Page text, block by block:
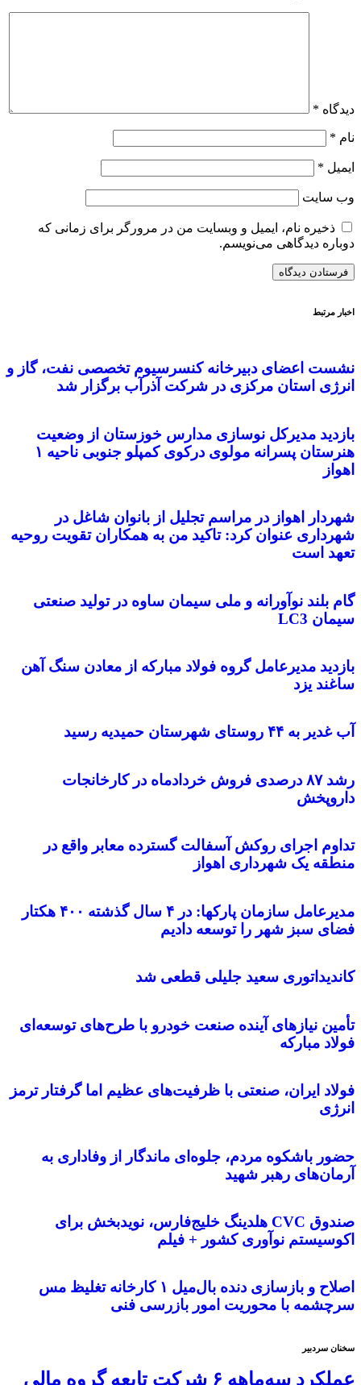
دیدگاه *
نام *
ایمیل *
وب‌ سایت
ذخیره نام، ایمیل و وبسایت من در مرورگر برای زمانی که
دوباره دیدگاهی می‌نویسم.
اخبار مرتبط
نشست اعضای دبیرخانه کنسرسیوم تخصصی نفت، گاز و
انرژی استان مرکزی در شرکت آذرآب برگزار شد
بازدید مدیرکل نوسازی مدارس خوزستان از وضعیت
هنرستان پسرانه مولوی درکوی کمپلو جنوبی ناحیه ۱
اهواز
شهردار اهواز در مراسم تجلیل از بانوان شاغل در
شهرداری عنوان کرد: تاکید من به همکاران تقویت روحیه
تعهد است
گام بلند نوآورانه و ملی سیمان ساوه در تولید صنعتی
سیمان LC3
بازدید مدیرعامل گروه فولاد مبارکه از معادن سنگ آهن
ساغند یزد
آب غدير به ۴۴ روستای شهرستان حميديه رسيد
رشد ۸۷ درصدی فروش خردادماه در کارخانجات
داروپخش
تداوم اجرای روکش آسفالت گسترده معابر واقع در
منطقه یک شهرداری اهواز
مدیرعامل سازمان پارکها: در ۴ سال گذشته ۴۰۰ هکتار
فضای سبز شهر را توسعه دادیم
کاندیداتوری سعید جلیلی قطعی شد
تأمین نیازهای آینده صنعت خودرو با طرح‌های توسعه‌ای
فولاد مبارکه
فولاد ایران، صنعتی با ظرفیت‌های عظیم اما گرفتار ترمز
انرژی
حضور باشکوه مردم، جلوه‌ای ماندگار از وفاداری به
آرمان‌های رهبر شهید
صندوق CVC هلدینگ خلیج‌فارس، نویدبخش برای
اکوسیستم نوآوری کشور + فیلم
اصلاح و بازسازی دنده بال‌میل ۱ کارخانه تغلیظ مس
سرچشمه با محوریت امور بازرسی فنی
سخنان سردبیر
عملکرد سه‌ماهه ۶ شرکت‌ تابعه گروه مالی